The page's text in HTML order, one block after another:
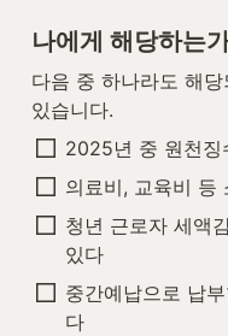
나에게 해당하는
다음 중 하나라도 해
있습니다.
2025년 중 원천징
의료비, 교육비 등
청년 근로자 세액
있다
중간예납으로 납
다